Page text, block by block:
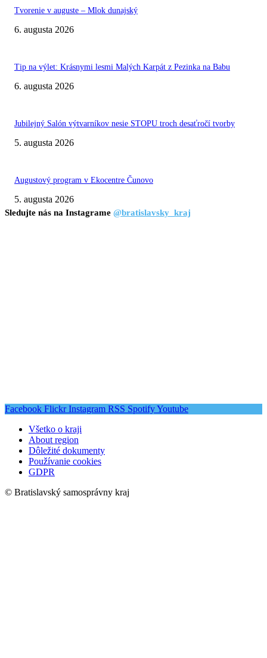
Tvorenie v auguste – Mlok dunajský
6. augusta 2026
Tip na výlet: Krásnymi lesmi Malých Karpát z Pezinka na Babu
6. augusta 2026
Jubilejný Salón výtvarníkov nesie STOPU troch desaťročí tvorby
5. augusta 2026
Augustový program v Ekocentre Čunovo
5. augusta 2026
Sledujte nás na Instagrame @bratislavsky_kraj
Facebook Flickr Instagram RSS SpotifyYoutube
Všetko o kraji
About region
Dôležité dokumenty
Používanie cookies
GDPR
© Bratislavský samosprávny kraj